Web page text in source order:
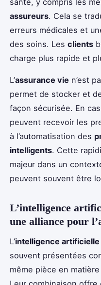
santé, y compris les
assureurs. Cela se
erreurs médicales et
des soins. Les clients
charge plus rapide et
L’assurance vie n’est
permet de stocker et
façon sécurisée. En
peuvent recevoir les
à l’automatisation des
intelligents. Cette
majeur dans un
peuvent souvent être
L’intelligence
une alliance pour
L’intelligence artificielle
souvent présentées
même pièce en